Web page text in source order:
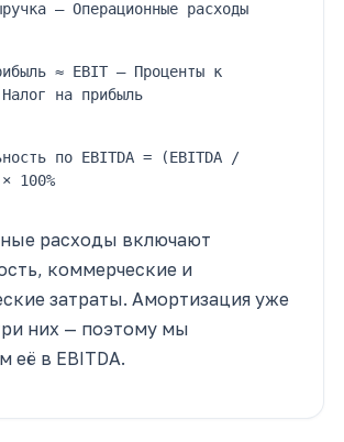
– Операционные расходы
≈ EBIT – Проценты к
на прибыль
по EBITDA = (EBITDA /
100%
расходы включают
коммерческие и
затраты. Амортизация уже
них — поэтому мы
её в EBITDA.